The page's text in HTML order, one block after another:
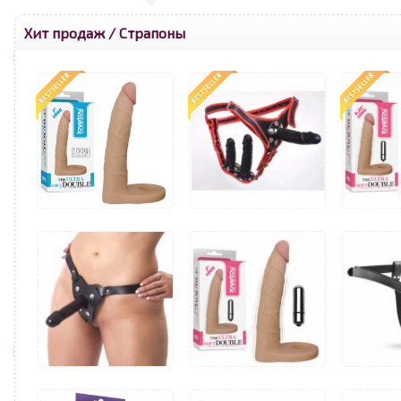
Хит продаж/Страпоны